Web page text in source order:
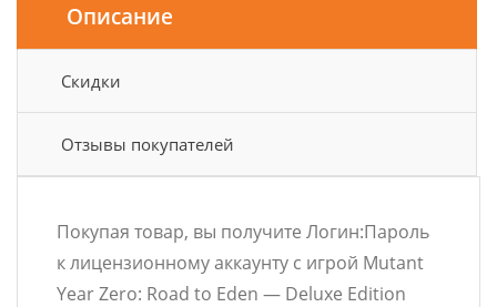
Описание
Скидки
Отзывы покупателей
Покупая товар, вы получите Логин:Пароль
к лицензионному аккаунту с игрой Mutant
Year Zero: Road to Eden — Deluxe Edition